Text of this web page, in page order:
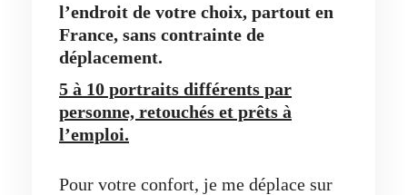
l’endroit de votre choix, partout en
France, sans contrainte de
déplacement.
5 à 10 portraits différents par
personne, retouchés et prêts à
l’emploi.
Pour votre confort, je me déplace sur